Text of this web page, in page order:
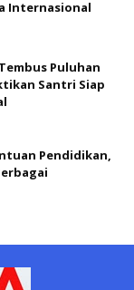
Internasional
Puluhan
Santri Siap
Pendidikan,